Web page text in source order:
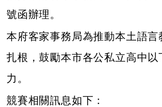
號函辦理。
本府客家事務局為推動本土語
扎根，鼓勵本市各公私立高中
力。
競賽相關訊息如下：